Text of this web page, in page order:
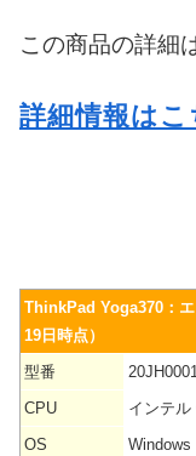
この商品の詳細
詳細情報はこ
ThinkPad Yoga370：
19日時点）
型番
CPU
インテル
OS
Windows